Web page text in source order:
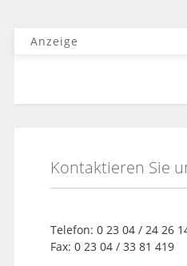
Anzeige
Kontaktieren Sie
Telefon: 0 23 04 / 24 26
Fax: 0 23 04 / 33 81 419